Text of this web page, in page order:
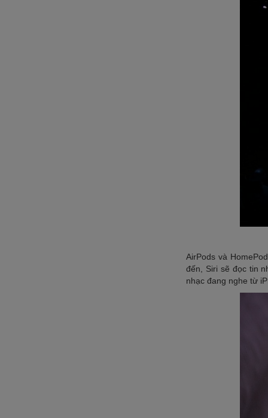
AirPods và
đến, Siri sẽ đọc tin
nhạc đang nghe từ